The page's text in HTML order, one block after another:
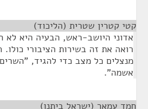
קטי קטרין שטרית (הליכוד)
אדוני היושב-ראש, הבעיה היא
רואה את זה בשירות הציבורי
מנצלים כל מצב כדי להגיד,
אשמה".
חמד עמאר (ישראל ביתנו)